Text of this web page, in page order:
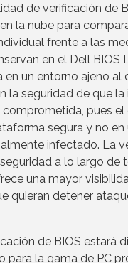
de verificación de
la nube para
frente a las
en el Dell BIOS
en un entorno ajeno al
la seguridad de que
comprometida, pues el
segura y no en
infectado. La
a lo largo de
una mayor
quieran detener
de BIOS estará
para la gama de PC